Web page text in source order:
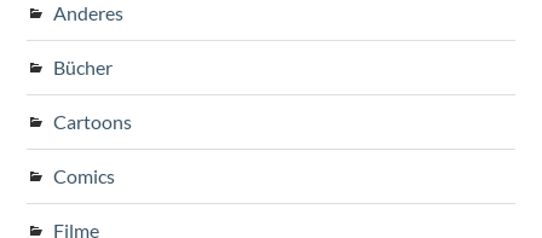
Anderes
Bücher
Cartoons
Comics
Filme